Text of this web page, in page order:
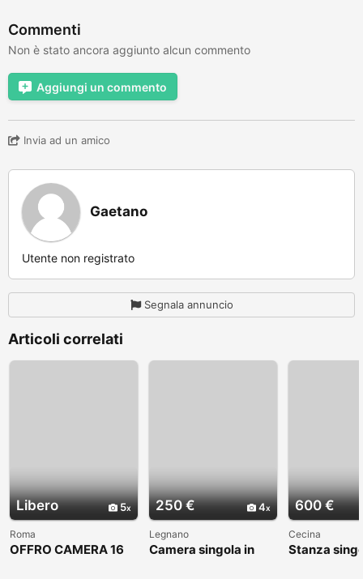
Commenti
Non è stato ancora aggiunto alcun commento
Aggiungi un commento
Invia ad un amico
Gaetano
Utente non registrato
Segnala annuncio
Articoli correlati
Libero 5
Roma
OFFRO CAMERA 16
250 € 4
Legnano
Camera singola in
zona centrale a 250
600 €
Cecina
Stanza